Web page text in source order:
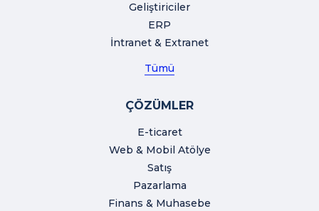
Geliştiriciler
ERP
İntranet & Extranet
Tümü
ÇÖZÜMLER
E-ticaret
Web & Mobil Atölye
Satış
Pazarlama
Finans & Muhasebe